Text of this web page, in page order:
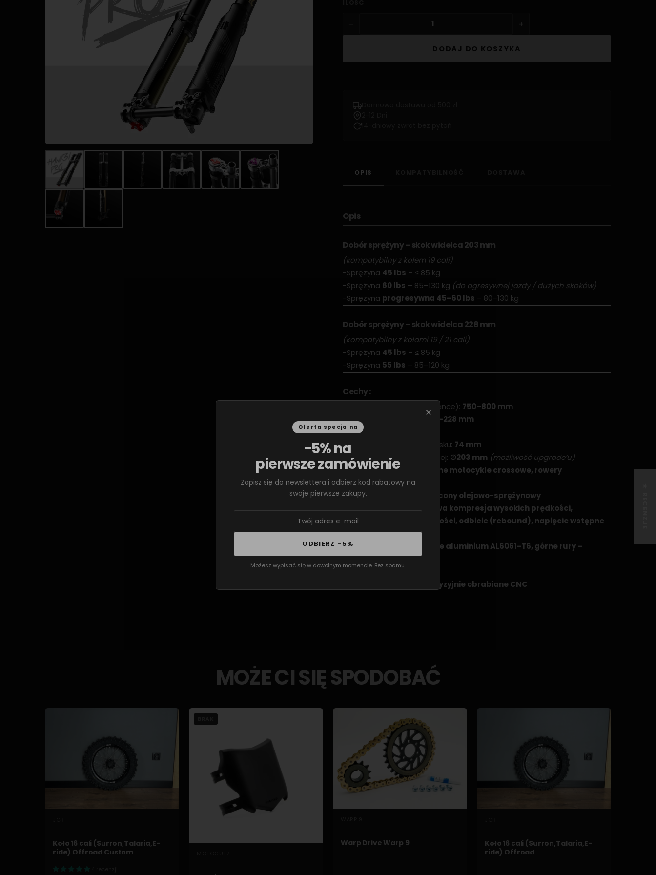
− +
DODAJ DO KOSZYKA
OPIS
Opis
Dobór sprężyny – skok widelca 203 mm
(kompatybilny z kołem 19 cali)
-Sprężyna 45 lbs – ≤ 85 kg
-Sprężyna 60 lbs – 85–130 kg (do agresywnej jazdy / dużych skoków)
-Sprężyna progresywna 45–60 lbs – 80–130 kg
Dobór sprężyny – skok widelca 228 mm
(kompatybilny z kołami 19 / 21 cali)
-Sprężyna 45 lbs – ≤ 85 kg
-Sprężyna 55 lbs – 85–120 kg
Cechy :
-Rozstaw osi (Center Distance): 750–800 mm
-Skok głównego tłoka:
203–228 mm
-Średnica goleni:
-Rozstaw mocowania zacisku: 74 mm
-Rozmiar tarczy hamulcowej: ∅203 mm (możliwość upgrade’u)
-Zastosowanie:
elektryczne motocykle crossowe, rowery
downhillowe
-System tłumienia:
odwrócony olejowo-sprężynowy
-Regulacje:wielostopniowa kompresja wysokich prędkości,
kompresja niskich prędkości, odbicie (rebound), napięcie wstępne
sprężyny
-Materiał:
dolne lagi – kute aluminium AL6061-T6, górne rury –
aluminium AL7075-T6
-Drut sprężyny:
precyzyjnie obrabiane CNC
MOŻE CI SIĘ SPODOBAĆ
Koło 16 cali (Surron,Talaria,E-
ride) Offroad Custom
Warp Drive Warp 9
Koło 16 cali (Surron,Talaria,E-
ride) Offroad
Oferta specjalna
-5% na
pierwsze zamówienie
Zapisz się do newslettera i odbierz kod rabatowy na
swoje pierwsze zakupy.
ODBIERZ –5%
Możesz wypisać się w dowolnym momencie. Bez spamu.